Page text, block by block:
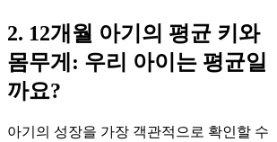
2. 12개월 아기의 평균 키와
몸무게: 우리 아이는 평균일
까요?
아기의 성장을 가장 객관적으로 확인할 수